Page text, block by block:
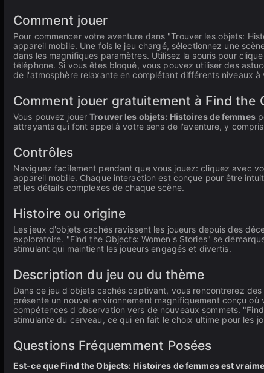
Comment jouer
Pour commencer votre aventure dans "Trouver les objets:
appareil mobile. Une fois le jeu chargé, sélectionnez une
dans les magnifiques paramètres. Utilisez la souris pour
téléphone. Si vous êtes bloqué, vous pouvez utiliser des
de l'atmosphère relaxante en complétant différents niveaux à
Comment jouer gratuitement à Find the
Vous pouvez jouerTrouver les objets: Histoires de femmes
attrayants qui font appel à votre sens de l'aventure, y
Contrôles
Naviguez facilement pendant que vous jouez: cliquez avec
appareil mobile. Chaque interaction est conçue pour être
et les détails complexes de chaque scène.
Histoire ou origine
Les jeux d'objets cachés ravissent les joueurs depuis des
exploratoire. "Find the Objects: Women's Stories" se
stimulant qui maintient les joueurs engagés et divertis.
Description du jeu ou du thème
Dans ce jeu d'objets cachés captivant, vous rencontrerez
présente un nouvel environnement magnifiquement conçu
compétences d'observation vers de nouveaux sommets.
stimulante du cerveau, ce qui en fait le choix ultime pour les
Questions Fréquemment Posées
Est-ce que Find the Objects: Histoires de femmes est